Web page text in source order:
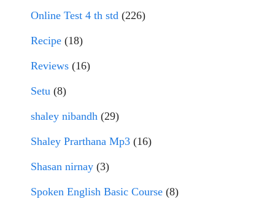
Online Test 4 th std (226)
Recipe (18)
Reviews (16)
Setu (8)
shaley nibandh (29)
Shaley Prarthana Mp3 (16)
Shasan nirnay (3)
Spoken English Basic Course (8)